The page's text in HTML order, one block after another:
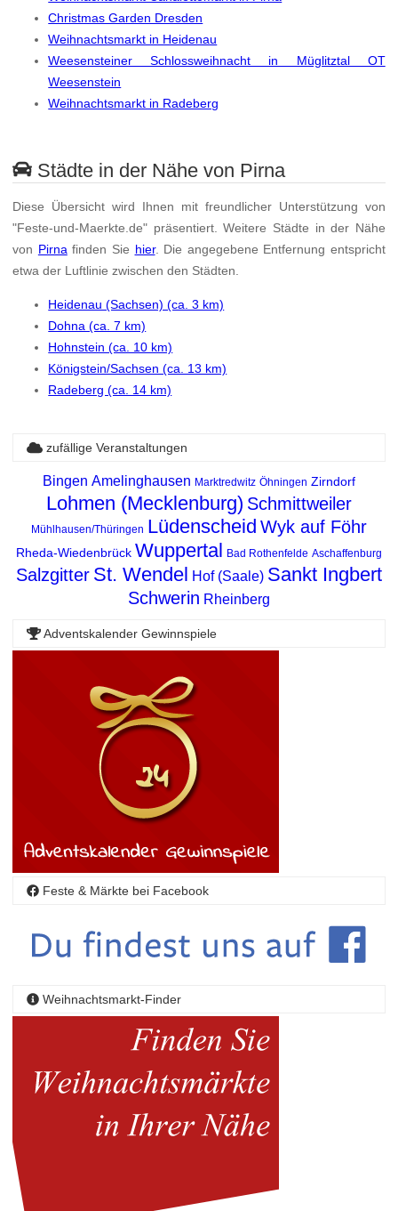
Christmas Garden Dresden
Weihnachtsmarkt in Heidenau
Weesensteiner Schlossweihnacht in Müglitztal OT
Weesenstein
Weihnachtsmarkt in Radeberg
Städte in der Nähe von Pirna
Diese Übersicht wird Ihnen mit freundlicher Unterstützung von
"Feste-und-Maerkte.de" präsentiert. Weitere Städte in der Nähe
von Pirna finden Sie hier. Die angegebene Entfernung entspricht
etwa der Luftlinie zwischen den Städten.
Heidenau (Sachsen) (ca. 3 km)
Dohna (ca. 7 km)
Hohnstein (ca. 10 km)
Königstein/Sachsen (ca. 13 km)
Radeberg (ca. 14 km)
zufällige Veranstaltungen
Bingen Amelinghausen Marktredwitz Öhningen Zirndorf
Lohmen (Mecklenburg) Schmittweiler
Mühlhausen/Thüringen Lüdenscheid Wyk auf Föhr
Rheda-Wiedenbrück Wuppertal Bad Rothenfelde Aschaffenburg
Salzgitter St. Wendel Hof (Saale) Sankt Ingbert
Schwerin Rheinberg
Adventskalender Gewinnspiele
Feste & Märkte bei Facebook
Weihnachtsmarkt-Finder